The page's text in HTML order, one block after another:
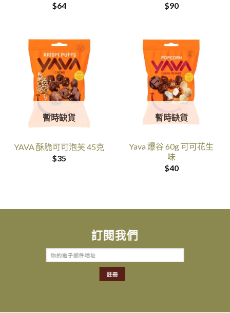
$64
$90
暫時缺貨
YAVA 酥脆可可泡芙 45克
$35
暫時缺貨
Yava 爆谷 60g 可可花生
味
$40
訂閱我們